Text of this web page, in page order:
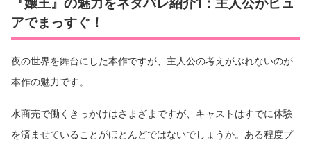
アでまっすぐ！
夜の世界を舞台にした本作ですが、主人公の考えがぶれないのが
本作の魅力です。
水商売で働くきっかけはさまざまですが、キャストはすでに体験
を済ませていることがほとんどではないでしょうか。ある程度プ